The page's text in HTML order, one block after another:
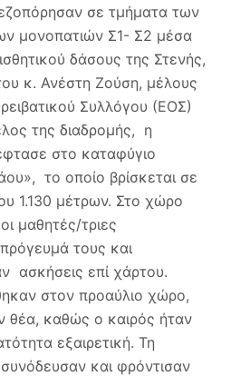
σε τμήματα των
μονοπατιών Σ1- Σ2 μέσα
δάσους της Στενής,
κ. Ανέστη Ζούση, μέλους
Συλλόγου (ΕΟΣ)
της διαδρομής, η
στο καταφύγιο
το οποίο βρίσκεται σε
1.130 μέτρων. Στο χώρο
μαθητές/τριες
τους και
ασκήσεις επί χάρτου.
στον προαύλιο χώρο,
θέα, καθώς ο καιρός ήταν
εξαιρετική. Τη
και φρόντισαν